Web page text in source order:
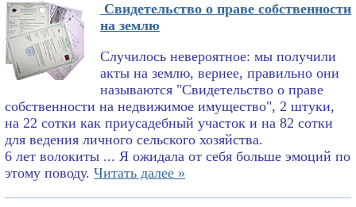
Свидетельство о праве собственности
на землю
Случилось невероятное: мы получили
акты на землю, вернее, правильно они
называются "Свидетельство о праве
собственности на недвижимое имущество", 2 штуки,
на 22 сотки как приусадебный участок и на 82 сотки
для ведения личного сельского хозяйства.
6 лет волокиты ... Я ожидала от себя больше эмоций по
этому поводу. Читать далее »